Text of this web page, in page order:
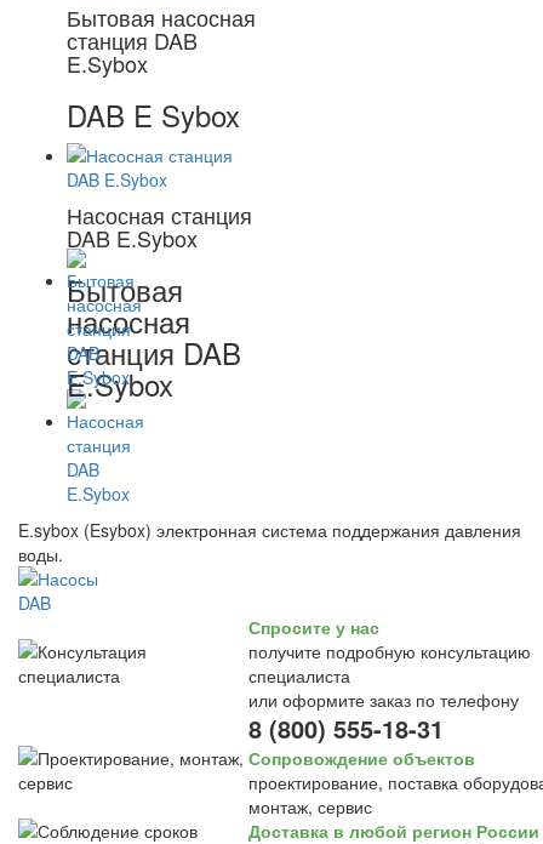
Бытовая насосная
станция DAB
E.Sybox
DAB E Sybox
Насосная станция
DAB E.Sybox
Бытовая
насосная
станция DAB
E.Sybox
E.sybox (Esybox) электронная система поддержания давления
воды.
Спросите у нас
получите подробную консультацию
специалиста
или оформите заказ по телефону
8 (800) 555-18-31
Сопровождение объектов
проектирование, поставка
монтаж, сервис
Доставка в любой регион России